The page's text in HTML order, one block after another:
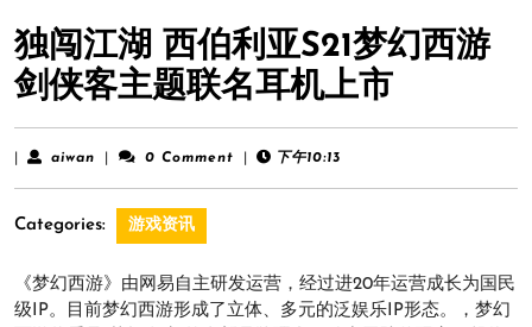
独闯江湖 西伯利亚S21梦幻西游
剑侠客主题联名耳机上市
aiwan aiwan 0 Comment 下午10:13
Categories: 游戏资讯
《梦幻西游》由网易自主研发运营，经过进20年运营成长为国民
级IP。目前梦幻西游形成了立体、多元的泛娱乐IP形态。，梦幻